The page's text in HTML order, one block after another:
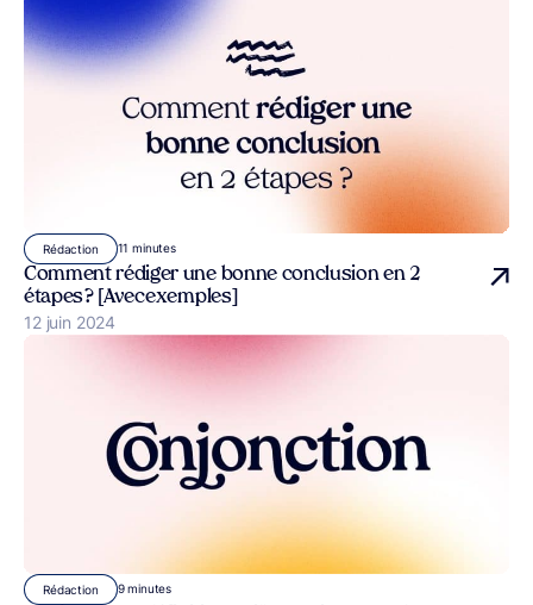
Rédaction 11 minutes
Comment rédiger une bonne conclusion en 2
étapes ? [Avec exemples]
Publié le
12 juin 2024
Rédaction 9 minutes